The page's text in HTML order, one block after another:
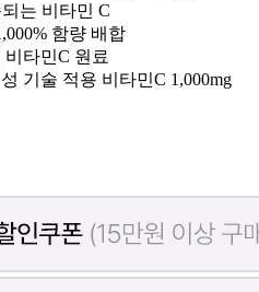
는 비타민 C
함량 배합
타민C 원료
기술 적용 비타민C 1,000mg